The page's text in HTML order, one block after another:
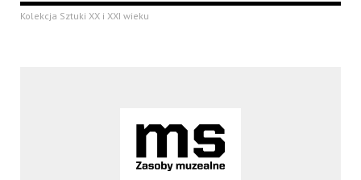
Kolekcja Sztuki XX i XXI wieku